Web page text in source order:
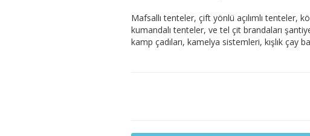
Mafsallı tenteler, çift yönlü açılımlı
kumandalı tenteler, ve tel çit brandaları
kamp çadıları, kamelya sistemleri, kışlık